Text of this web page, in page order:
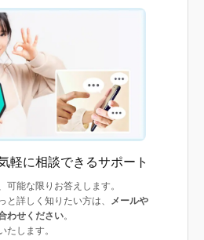
軽に相談できるサポート
可能な限りお答えします。
と詳しく知りたい方は、
メールや
わせください。
たします。